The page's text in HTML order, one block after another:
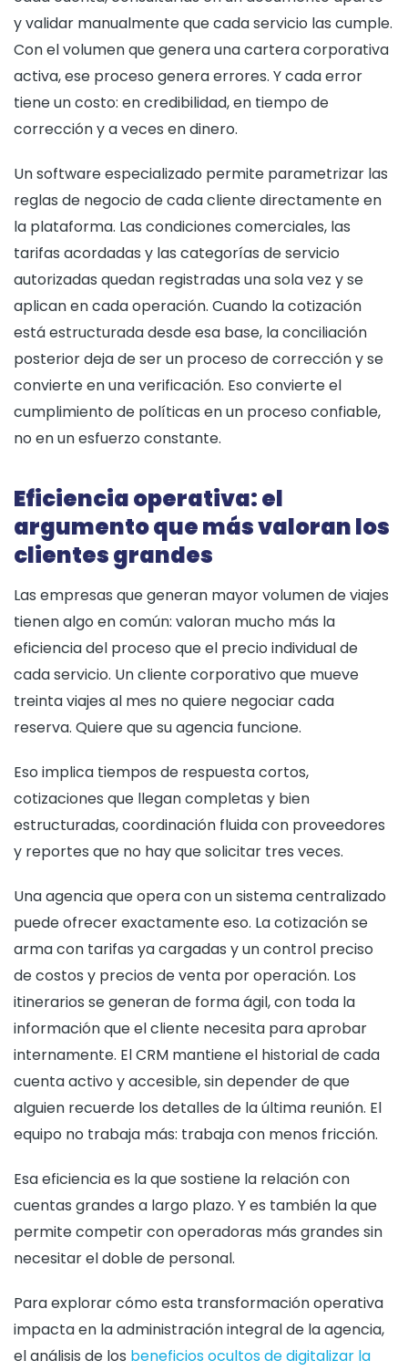
y validar manualmente que cada servicio las cumple.
Con el volumen que genera una cartera corporativa
activa, ese proceso genera errores. Y cada error
tiene un costo: en credibilidad, en tiempo de
corrección y a veces en dinero.
Un software especializado permite parametrizar las
reglas de negocio de cada cliente directamente en
la plataforma. Las condiciones comerciales, las
tarifas acordadas y las categorías de servicio
autorizadas quedan registradas una sola vez y se
aplican en cada operación. Cuando la cotización
está estructurada desde esa base, la conciliación
posterior deja de ser un proceso de corrección y se
convierte en una verificación. Eso convierte el
cumplimiento de políticas en un proceso confiable,
no en un esfuerzo constante.
Eficiencia operativa: el
argumento que más valoran los
clientes grandes
Las empresas que generan mayor volumen de viajes
tienen algo en común: valoran mucho más la
eficiencia del proceso que el precio individual de
cada servicio. Un cliente corporativo que mueve
treinta viajes al mes no quiere negociar cada
reserva. Quiere que su agencia funcione.
Eso implica tiempos de respuesta cortos,
cotizaciones que llegan completas y bien
estructuradas, coordinación fluida con proveedores
y reportes que no hay que solicitar tres veces.
Una agencia que opera con un sistema centralizado
puede ofrecer exactamente eso. La cotización se
arma con tarifas ya cargadas y un control preciso
de costos y precios de venta por operación. Los
itinerarios se generan de forma ágil, con toda la
información que el cliente necesita para aprobar
internamente. El CRM mantiene el historial de cada
cuenta activo y accesible, sin depender de que
alguien recuerde los detalles de la última reunión. El
equipo no trabaja más: trabaja con menos fricción.
Esa eficiencia es la que sostiene la relación con
cuentas grandes a largo plazo. Y es también la que
permite competir con operadoras más grandes sin
necesitar el doble de personal.
Para explorar cómo esta transformación operativa
impacta en la administración integral de la agencia,
el análisis de los beneficios ocultos de digitalizar la